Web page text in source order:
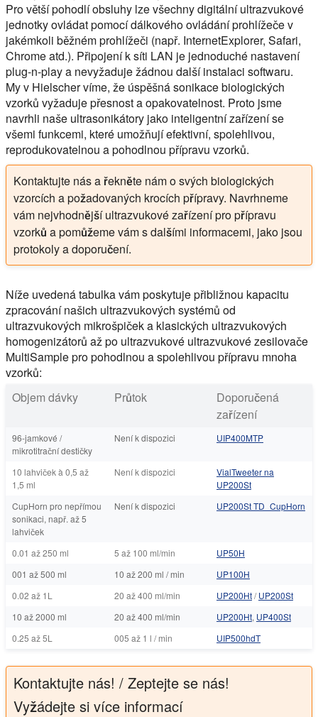
Pro větší pohodlí obsluhy lze všechny digitální ultrazvukové
jednotky ovládat pomocí dálkového ovládání prohlížeče v
jakémkoli běžném prohlížeči (např. InternetExplorer, Safari,
Chrome atd.). Připojení k síti LAN je jednoduché nastavení
plug-n-play a nevyžaduje žádnou další instalaci softwaru.
My v Hielscher víme, že úspěšná sonikace biologických
vzorků vyžaduje přesnost a opakovatelnost. Proto jsme
navrhli naše ultrasonikátory jako inteligentní zařízení se
všemi funkcemi, které umožňují efektivní, spolehlivou,
reprodukovatelnou a pohodlnou přípravu vzorků.
Kontaktujte nás a řekněte nám o svých biologických
vzorcích a požadovaných krocích přípravy. Navrhneme
vám nejvhodnější ultrazvukové zařízení pro přípravu
vzorků a pomůžeme vám s dalšími informacemi, jako jsou
protokoly a doporučení.
Níže uvedená tabulka vám poskytuje přibližnou kapacitu
zpracování našich ultrazvukových systémů od
ultrazvukových mikrošpiček a klasických ultrazvukových
homogenizátorů až po ultrazvukové ultrazvukové zesilovače
MultiSample pro pohodlnou a spolehlivou přípravu mnoha
vzorků:
Objem dávky
Průtok
Doporučená
zařízení
96-jamkové /
mikrotitrační destičky
Není k dispozici UIP400MTP
10 lahviček à 0,5 až
1,5 ml
Není k dispozici
VialTweeter na
UP200St
CupHorn pro nepřímou
sonikaci, např. až 5
lahviček
Není k dispozici UP200St TD_CupHorn
0.01 až 250 ml 5 až 100 ml/min
UP50H
001 až 500 ml
10 až 200 ml / min
UP100H
0.02 až 1L
20 až 400 ml/min UP200Ht/UP200St
10 až 2000 ml
20 až 400 ml/min UP200Ht, UP400St
0.25 až 5L
005 až 1 l / min UIP500hdT
Kontaktujte nás! / Zeptejte se nás!
Vyžádejte si více informací